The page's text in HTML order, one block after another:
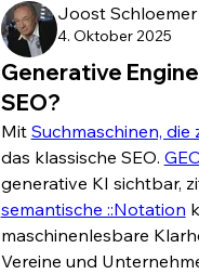
Joost Schloemer
4. Oktober 2025
Generative
SEO?
Mit Suchmaschinen,
das klassische SEO.
semantische ::Notation
maschinenlesbare
Vereine und